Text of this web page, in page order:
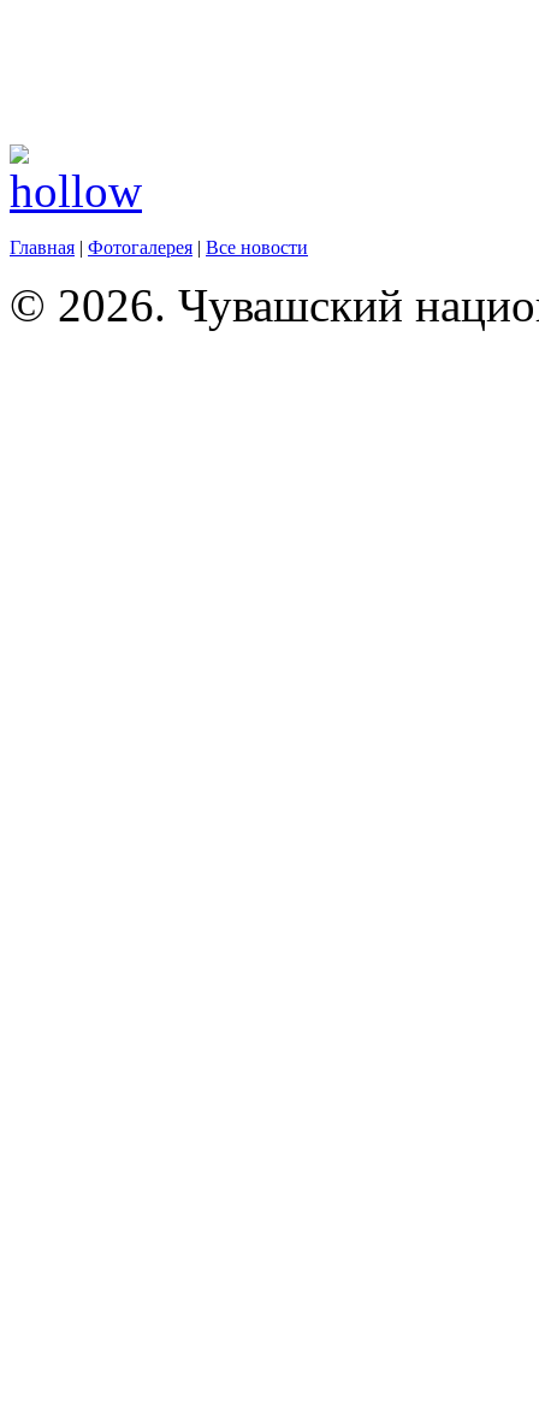
Главная | Фотогалерея | Все новости
© 2026. Чувашский